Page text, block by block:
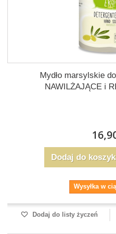
Mydło marsylskie
NAWILŻAJĄCE i
Dodaj do
Wysyłka w
Dodaj do listy życzeń